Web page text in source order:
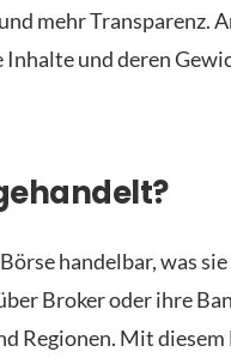
mehr Transparenz.
Inhalte und deren
handelbar, was
Broker oder ihre
Regionen. Mit diesem